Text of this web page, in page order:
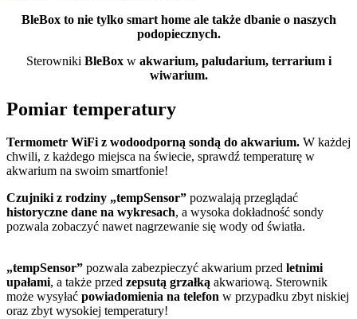
BleBox to nie tylko smart home ale także dbanie o naszych
podopiecznych.
Sterowniki BleBoxw akwarium, paludarium, terrarium i
wiwarium.
Pomiar temperatury
Termometr WiFi z wodoodporną sondą do akwarium. W każdej
chwili, z każdego miejsca na świecie, sprawdź temperaturę w
akwarium na swoim smartfonie!
Czujniki z rodziny „tempSensor” pozwalają przeglądać
historyczne dane na wykresach, a wysoka dokładność sondy
pozwala zobaczyć nawet nagrzewanie się wody od światła.
„tempSensor” pozwala zabezpieczyć akwarium przed letnimi
upałami, a także przed zepsutą grzałką akwariową. Sterownik
może wysyłać powiadomienia na telefon w przypadku zbyt niskiej
oraz zbyt wysokiej temperatury!